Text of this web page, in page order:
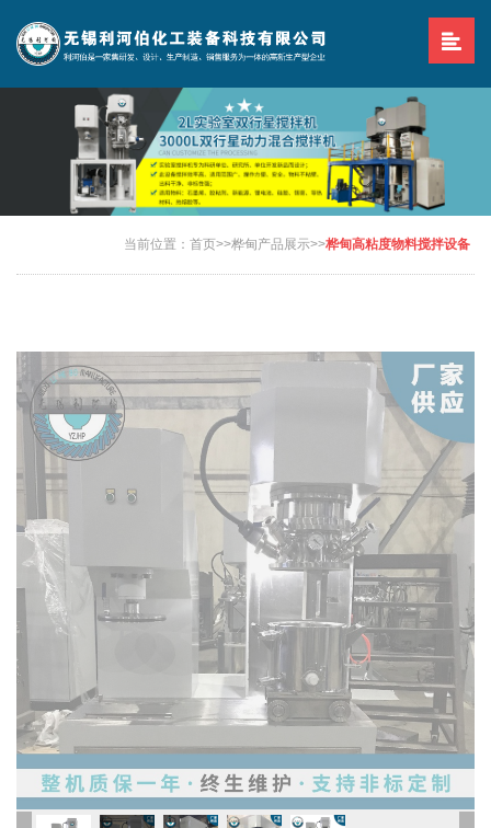
当前位置： 首页>>桦甸产品展示>>桦甸高粘度物料搅拌设备